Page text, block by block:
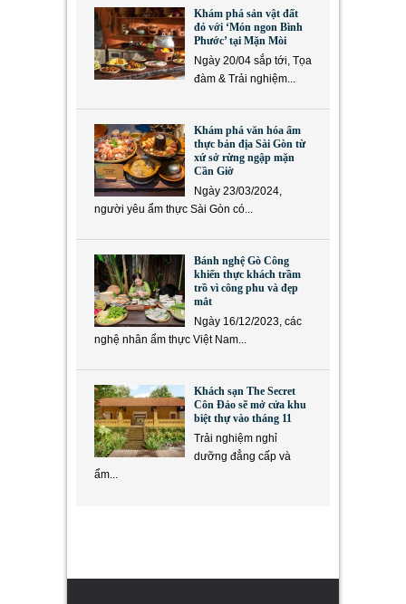
Khám phá sản vật đất
đỏ với ‘Món ngon Bình
Phước’ tại Mặn Mòi
Ngày 20/04 sắp tới, Tọa
đàm & Trải nghiệm...
Khám phá văn hóa ẩm
thực bản địa Sài Gòn từ
xứ sở rừng ngập mặn
Cần Giờ
Ngày 23/03/2024,
người yêu ẩm thực Sài Gòn có...
Bánh nghệ Gò Công
khiến thực khách trầm
trồ vì công phu và đẹp
mắt
Ngày 16/12/2023, các
nghệ nhân ẩm thực Việt Nam...
Khách sạn The Secret
Côn Đảo sẽ mở cửa khu
biệt thự vào tháng 11
Trải nghiệm nghỉ
dưỡng đẳng cấp và
ẩm...